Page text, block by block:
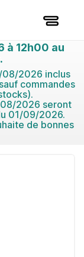
à 12h00 au
08/2026 inclus
commandes
08/2026 seront
01/09/2026.
de bonnes